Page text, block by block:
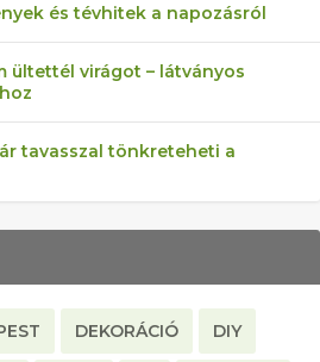
és tévhitek a napozásról
ültettél virágot – látványos
tavasszal tönkreteheti a
DEKORÁCIÓ DIY